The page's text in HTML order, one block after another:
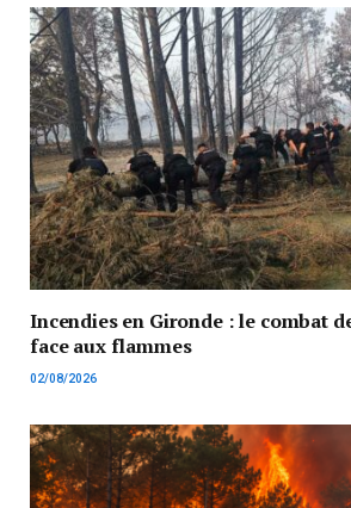
Incendies en Gironde : le combat
face aux flammes
02/08/2026